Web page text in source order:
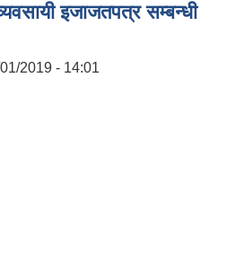
इजाजतपत्र सम्बन्धी
2019 - 14:01